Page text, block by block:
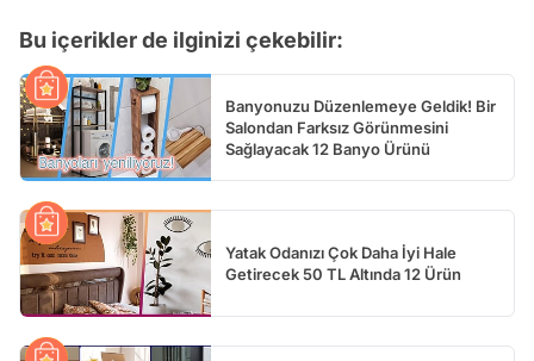
Bu içerikler de ilginizi çekebilir:
Banyonuzu Düzenlemeye Geldik! Bir
Salondan Farksız Görünmesini
Sağlayacak 12 Banyo Ürünü
Yatak Odanızı Çok Daha İyi Hale
Getirecek 50 TL Altında 12 Ürün